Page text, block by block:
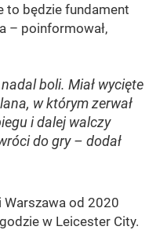
to będzie fundament
– poinformował,
boli. Miał wycięte
w którym zerwał
i dalej walczy
do gry – dodał
od 2020
w Leicester City.